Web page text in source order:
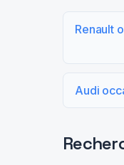
Renault
Audi